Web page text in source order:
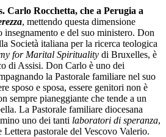
Carlo Rocchetta, che a Perugia a
, mettendo questa dimensione
insegnamento e del suo ministero. Don
Società italiana per la ricerca teologica
for Marital Spirituality di Bruxelles, è
di Assisi. Don Carlo è uno dei
la Pastorale familiare nel suo
sposo e sposa, essere genitori non è
sempre pianeggiante che tende a un
La Pastorale familiare diocesana
uno dei tanti laboratori di speranza,
Lettera pastorale del Vescovo Valerio.